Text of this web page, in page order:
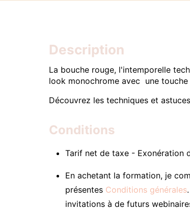
Description
La bouche rouge, l'intemporelle
look monochrome avec une
Découvrez les techniques et
Conditions
Tarif net de taxe - Exonération
En achetant la formation, je
présentes Conditions générales
invitations à de futurs